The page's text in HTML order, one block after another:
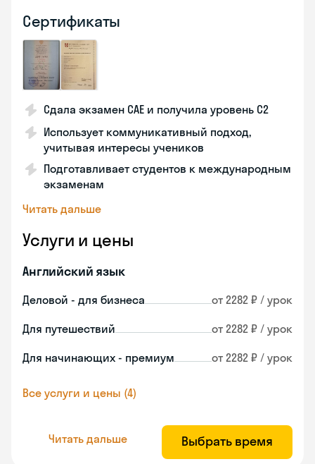
Сертификаты
Сдала экзамен CAE и получила уровень С2
Использует коммуникативный подход,
учитывая интересы учеников
Подготавливает студентов к международным
экзаменам
Читать дальше
Услуги и цены
Английский язык
Деловой - для бизнеса от 2282 ₽ / урок
Для путешествий от 2282 ₽ / урок
Для начинающих - премиум от 2282 ₽ / урок
Все услуги и цены (4)
Читать дальше Выбрать время